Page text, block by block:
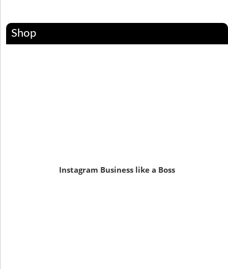
Shop
Instagram Business like a Boss